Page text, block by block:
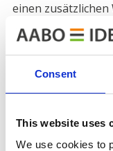
Consent
This website uses
We use cookies to
einen
Inspektionen
und
Im Falle eines
Unterstützung
oder senden Sie